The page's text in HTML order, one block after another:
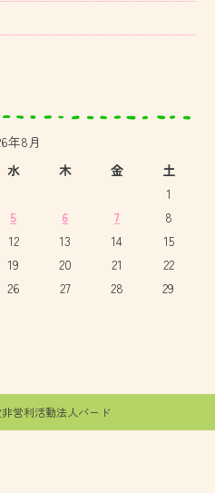
年8月
水 木 金 土
1
5 6 7
8
12 13 14
15
19 20 21
22
26 27 28
29
営利活動法人バード